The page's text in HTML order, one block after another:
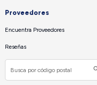
Proveedores
Encuentra Proveedores
Reseñas